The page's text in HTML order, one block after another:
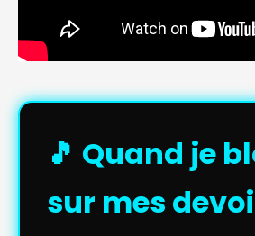
🎵 Quand je
sur mes